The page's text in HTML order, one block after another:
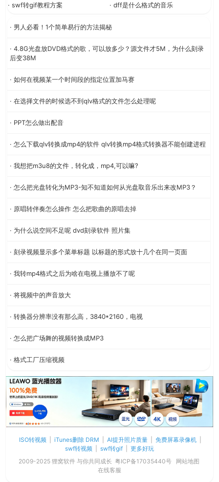
· swf转gif教程方案 · dff是什么格式的音乐
· 男人必看！1个简单易行的方法揭秘
· 4.8G光盘放DVD格式的歌，可以放多少？源文件才5M，为什么刻录
后变38M
· 如何在视频某一个时间段的指定位置加马赛
· 在选择文件的时候选不到qlv格式的文件怎么处理呢
· PPT怎么做出配音
· 怎么下载qlv转换成mp4的软件 qlv转换mp4格式转换器不能创建进程
· 我想把m3u8的文件，转化成，mp4,可以嘛?
· 怎么把光盘转化为MP3-知不知道如何从光盘取音乐出来改MP3？
· 原唱转伴奏怎么操作 怎么把歌曲的原唱去掉
· 为什么说空间不足呢 dvd刻录软件 照片集
· 刻录视频显示多个菜单标题 以标题的形式放十几个在同一页面
· 我转mp4格式之后为啥在电视上播放不了呢
· 将视频中的声音放大
· 转换器分辨率没有那么高，3840*2160，电视
· 怎么把广场舞的视频转换成MP3
· 格式工厂压缩视频
ISO转视频 iTunes删除 DRM AI提升照片质量 免费屏幕录像机
swf转视频
swf转gif
更多好玩
2009-2025 狸窝软件 与你共同成长 粤ICP备17035440号
网站地图
在线客服